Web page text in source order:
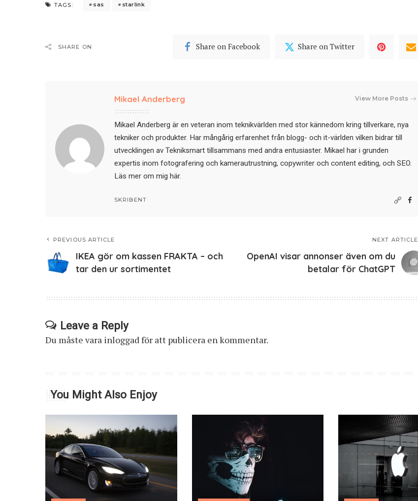
TAGS: sas starlink
SHARE ON Share on Facebook Share on Twitter
Mikael Anderberg View More Posts
Mikael Anderberg är en veteran inom teknikvärlden med stor kännedom kring tillverkare, nya
tekniker och produkter. Har mångårig erfarenhet från blogg- och it-världen vilken bidrar till
utvecklingen av Tekniksmart tillsammans med andra entusiaster. Mikael har i grunden
expertis inom fotografering och kamerautrustning, copywriter och content editing, och SEO.
Läs mer om mig här.
SKRIBENT
PREVIOUS ARTICLE
IKEA gör om kassen FRAKTA – och
tar den ur sortimentet
NEXT ARTICLE
OpenAI visar annonser även om du
betalar för ChatGPT
Leave a Reply
Du måste vara inloggadför att publicera en kommentar.
You Might Also Enjoy